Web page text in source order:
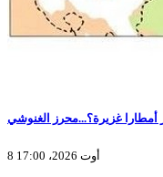
أمطارا غزيرة؟...محرز الغنوشي
8 أوت 2026، 17:00